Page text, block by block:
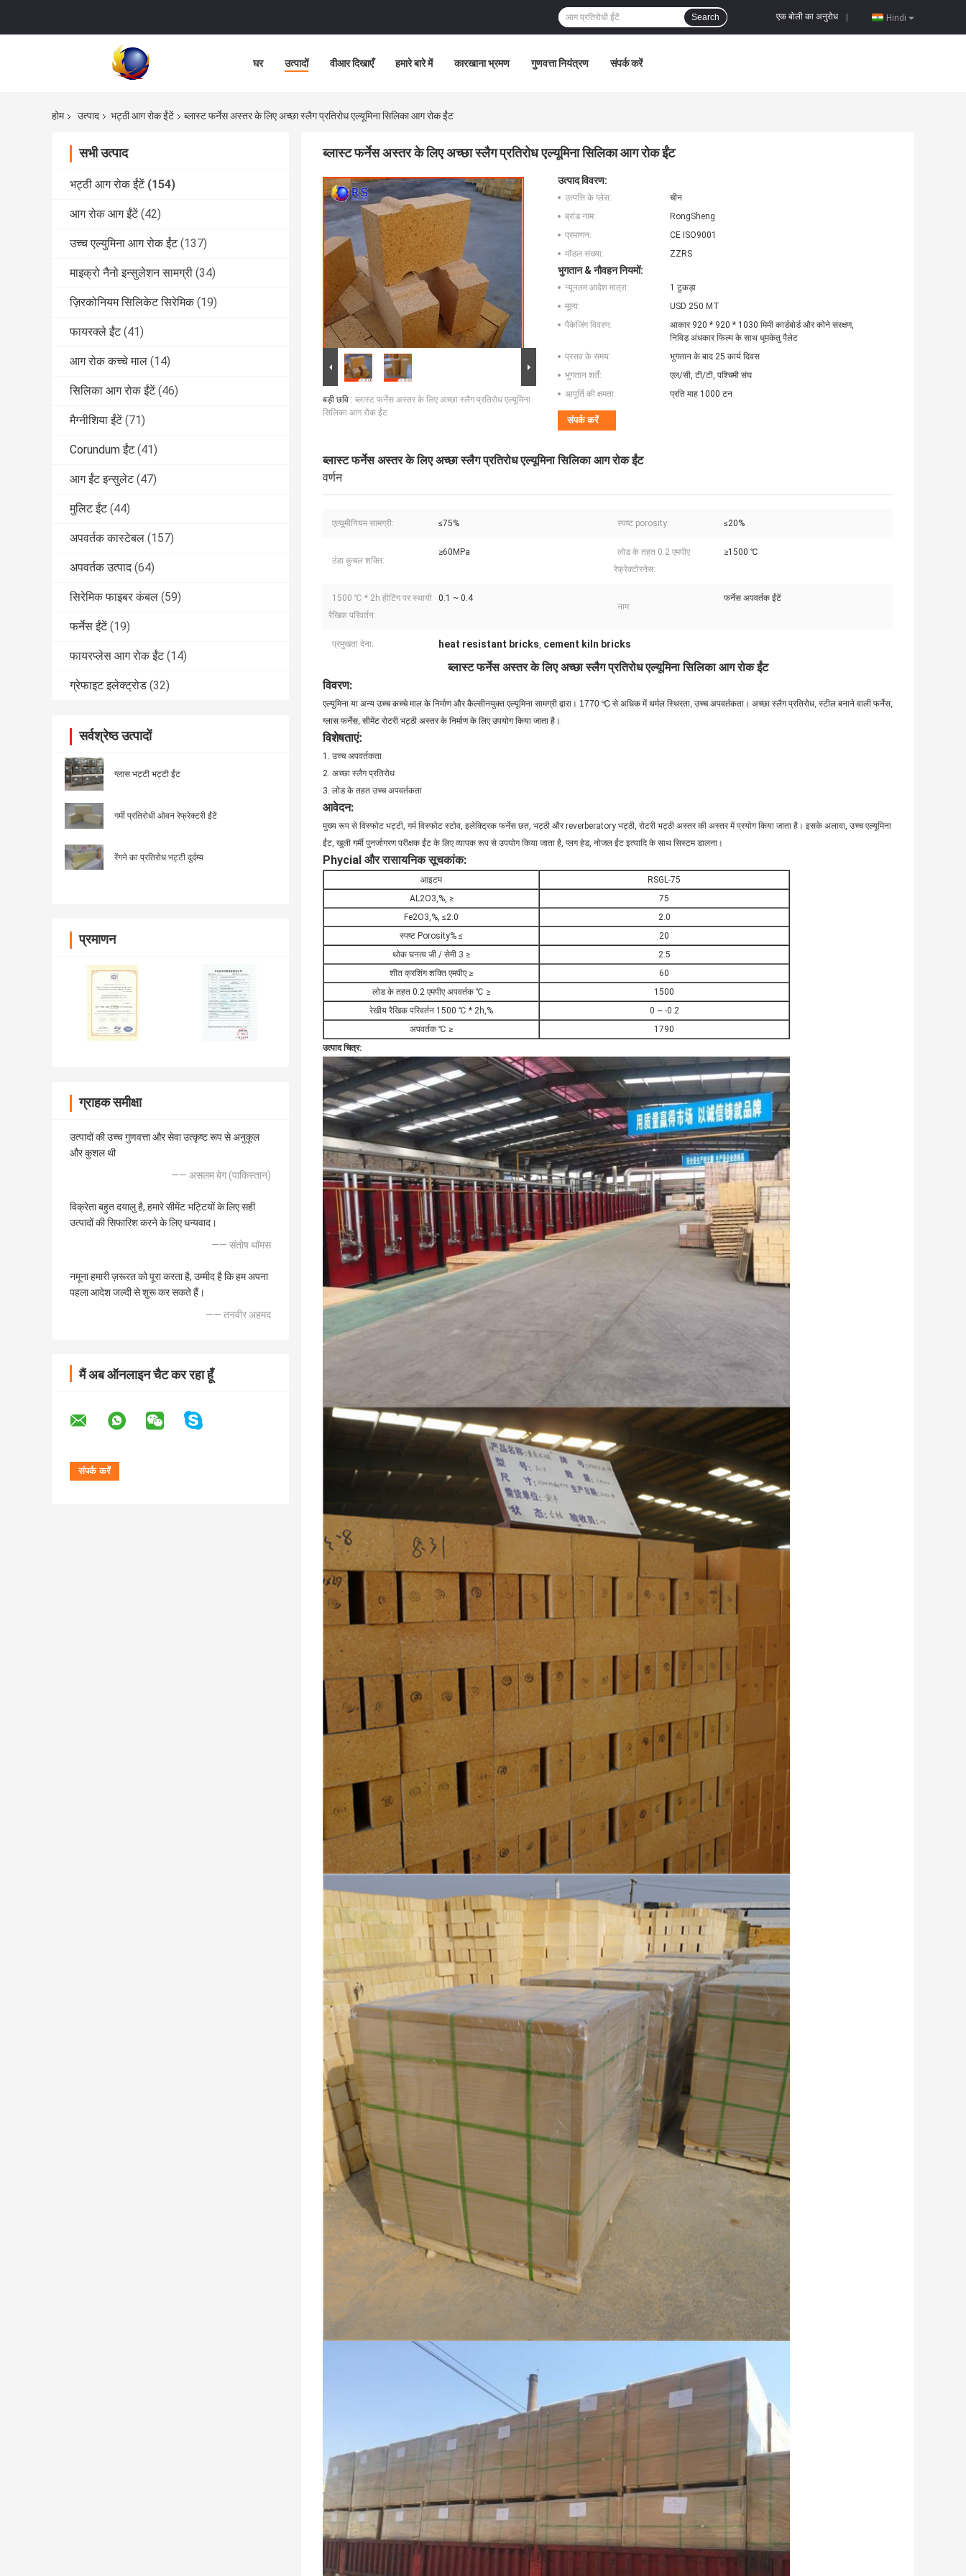
Hindi
एक बोली का अनुरोध
Search
घर उत्पादों वीआर दिखाएँ हमारे बारे में कारखाना भ्रमण गुणवत्ता नियंत्रण संपर्क करें
होम उत्पाद भट्ठी आग रोक ईंटें ब्लास्ट फर्नेस अस्तर के लिए अच्छा स्लैग प्रतिरोध एल्यूमिना सिलिका आग रोक ईंट
सभी उत्पाद
भट्ठी आग रोक ईंटें (154)
आग रोक आग ईंटें (42)
उच्च एल्युमिना आग रोक ईंट (137)
माइक्रो नैनो इन्सुलेशन सामग्री (34)
ज़िरकोनियम सिलिकेट सिरेमिक (19)
फायरक्ले ईंट (41)
आग रोक कच्चे माल (14)
सिलिका आग रोक ईंटें (46)
मैग्नीशिया ईंटें (71)
Corundum ईंट (41)
आग ईंट इन्सुलेट (47)
मुलिट ईंट (44)
अपवर्तक कास्टेबल (157)
अपवर्तक उत्पाद (64)
सिरेमिक फाइबर कंबल (59)
फर्नेस ईंटें (19)
फायरप्लेस आग रोक ईंट (14)
ग्रेफाइट इलेक्ट्रोड (32)
सर्वश्रेष्ठ उत्पादों
ग्लास भट्टी भट्टी ईंट
गर्मी प्रतिरोधी ओवन रेफ्रेक्टरी ईंटें
रेंगने का प्रतिरोध भट्टी दुर्दम्य
प्रमाणन
ग्राहक समीक्षा
उत्पादों की उच्च गुणवत्ता और सेवा उत्कृष्ट रूप से अनुकूल
और कुशल थी
—— असलम बेग (पाकिस्तान)
विक्रेता बहुत दयालु है, हमारे सीमेंट भट्टियों के लिए सही
उत्पादों की सिफारिश करने के लिए धन्यवाद।
—— संतोष थॉमस
नमूना हमारी ज़रूरत को पूरा करता है, उम्मीद है कि हम अपना
पहला आदेश जल्दी से शुरू कर सकते हैं।
—— तनवीर अहमद
मैं अब ऑनलाइन चैट कर रहा हूँ
ब्लास्ट फर्नेस अस्तर के लिए अच्छा स्लैग प्रतिरोध एल्यूमिना सिलिका आग रोक ईंट
बड़ी छवि : ब्लास्ट फर्नेस अस्तर के लिए अच्छा स्लैग प्रतिरोध एल्यूमिना
सिलिका आग रोक ईंट
उत्पाद विवरण:
उत्पत्ति के प्लेस:
चीन
ब्रांड नाम:
RongSheng
प्रमाणन:
CE ISO9001
मॉडल संख्या:
ZZRS
भुगतान & नौवहन नियमों:
न्यूनतम आदेश मात्रा:
1 टुकड़ा
मूल्य:
USD 250 MT
पैकेजिंग विवरण:
आकार 920 * 920 * 1030 मिमी कार्डबोर्ड और कोने संरक्षण,
निविड़ अंधकार फिल्म के साथ धूमकेतु पैलेट
प्रसव के समय:
भुगतान के बाद 25 कार्य दिवस
भुगतान शर्तें:
एल/सी, टी/टी, पश्चिमी संघ
आपूर्ति की क्षमता:
प्रति माह 1000 टन
संपर्क करें
ब्लास्ट फर्नेस अस्तर के लिए अच्छा स्लैग प्रतिरोध एल्यूमिना सिलिका आग रोक ईंट
वर्णन
एल्यूमीनियम सामग्री: ≤75% स्पष्ट porosity: ≤20%
ठंडा कुचल शक्ति:
≥60MPa
लोड के तहत 0.2 एमपीए
रेफ्रेक्टोरनेस:
≥1500 ℃
1500 ℃ * 2h हीटिंग पर स्थायी
रैखिक परिवर्तन:
0.1 ~ 0.4
नाम:
फर्नेस अपवर्तक ईंटें
प्रमुखता देना: heat resistant bricks, cement kiln bricks
ब्लास्ट फर्नेस अस्तर के लिए अच्छा स्लैग प्रतिरोध एल्यूमिना सिलिका आग रोक ईंट
विवरण:
एल्युमिना या अन्य उच्च कच्चे माल के निर्माण और कैल्सीनयुक्त एल्यूमिना सामग्री द्वारा। 1770 ℃ से अधिक में थर्मल स्थिरता, उच्च अपवर्तकता। अच्छा स्लैग प्रतिरोध, स्टील बनाने वाली फर्नेस,
ग्लास फर्नेस, सीमेंट रोटरी भट्ठी अस्तर के निर्माण के लिए उपयोग किया जाता है।
विशेषताएं:
1. उच्च अपवर्तकता
2. अच्छा स्लैग प्रतिरोध
3. लोड के तहत उच्च अपवर्तकता
आवेदन:
मुख्य रूप से विस्फोट भट्टी, गर्म विस्फोट स्टोव, इलेक्ट्रिक फर्नेस छत, भट्ठी और reverberatory भट्ठी, रोटरी भट्ठी अस्तर की अस्तर में प्रयोग किया जाता है। इसके अलावा, उच्च एल्यूमिना
ईंट, खुली गर्मी पुनर्जागरण परीक्षक ईंट के लिए व्यापक रूप से उपयोग किया जाता है, प्लग हेड, नोजल ईंट इत्यादि के साथ सिस्टम डालना।
Phycial और रासायनिक सूचकांक:
आइटम
RSGL-75
AL2O3,%, ≥
75
Fe2O3,%, ≤2.0
2.0
स्पष्ट Porosity% ≤
20
थोक घनत्व जी / सेमी 3 ≥
2.5
शीत क्रशिंग शक्ति एमपीए ≥
60
लोड के तहत 0.2 एमपीए अपवर्तक ℃ ≥
1500
रेखीय रैखिक परिवर्तन 1500 ℃ * 2h,%
0 ~ -0.2
अपवर्तक ℃ ≥
1790
उत्पाद चित्र: